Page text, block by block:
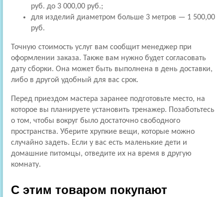
руб. до 3 000,00 руб.;
для изделий диаметром больше 3 метров — 1 500,00
руб.
Точную стоимость услуг вам сообщит менеджер при
оформлении заказа. Также вам нужно будет согласовать
дату сборки. Она может быть выполнена в день доставки,
либо в другой удобный для вас срок.
Перед приездом мастера заранее подготовьте место, на
которое вы планируете установить тренажер. Позаботьтесь
о том, чтобы вокруг было достаточно свободного
пространства. Уберите хрупкие вещи, которые можно
случайно задеть. Если у вас есть маленькие дети и
домашние питомцы, отведите их на время в другую
комнату.
С этим товаром покупают